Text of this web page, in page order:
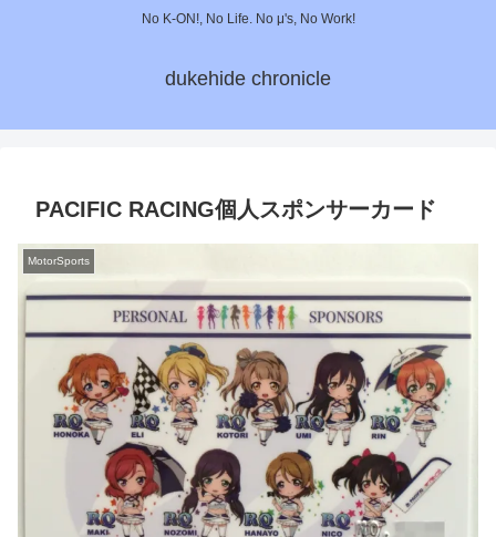
No K-ON!, No Life. No μ's, No Work!
dukehide chronicle
PACIFIC RACING個人スポンサーカード
MotorSports